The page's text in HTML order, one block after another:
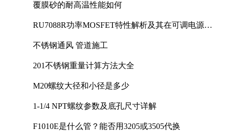
覆膜砂的耐高温性能如何
RU7088R功率MOSFET特性解析及其在可调电源设
不锈钢通风 管道施工
201不锈钢重量计算方法大全
M20螺纹大径和小径是多少
1-1/4 NPT螺纹参数及底孔尺寸详解
F1010E是什么管？能否用3205或3505代换